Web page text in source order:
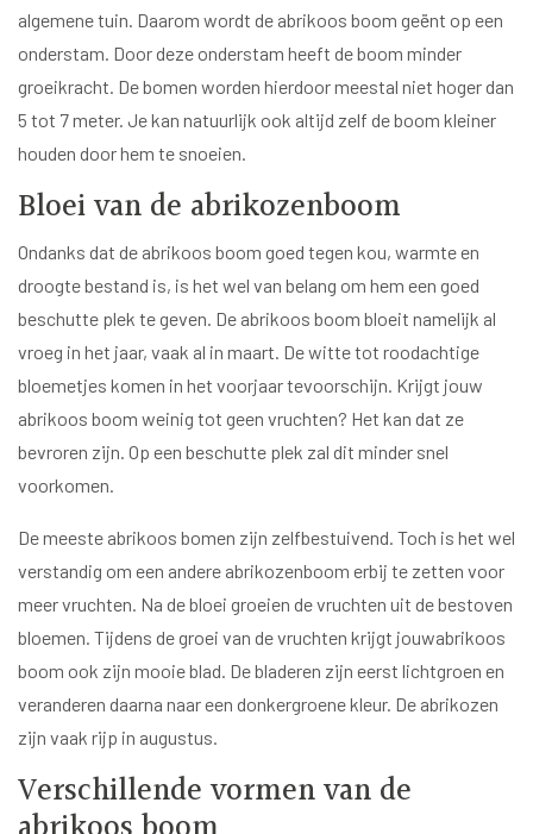
algemene tuin. Daarom wordt de abrikoos boom geënt op een
onderstam. Door deze onderstam heeft de boom minder
groeikracht. De bomen worden hierdoor meestal niet hoger dan
5 tot 7 meter. Je kan natuurlijk ook altijd zelf de boom kleiner
houden door hem te snoeien.
Bloei van de abrikozenboom
Ondanks dat de abrikoos boom goed tegen kou, warmte en
droogte bestand is, is het wel van belang om hem een goed
beschutte plek te geven. De abrikoos boom bloeit namelijk al
vroeg in het jaar, vaak al in maart. De witte tot roodachtige
bloemetjes komen in het voorjaar tevoorschijn. Krijgt jouw
abrikoos boom weinig tot geen vruchten? Het kan dat ze
bevroren zijn. Op een beschutte plek zal dit minder snel
voorkomen.
De meeste abrikoos bomen zijn zelfbestuivend. Toch is het wel
verstandig om een andere abrikozenboom erbij te zetten voor
meer vruchten. Na de bloei groeien de vruchten uit de bestoven
bloemen. Tijdens de groei van de vruchten krijgt jouwabrikoos
boom ook zijn mooie blad. De bladeren zijn eerst lichtgroen en
veranderen daarna naar een donkergroene kleur. De abrikozen
zijn vaak rijp in augustus.
Verschillende vormen van de